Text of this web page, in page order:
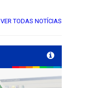
VER TODAS NOTÍCIAS